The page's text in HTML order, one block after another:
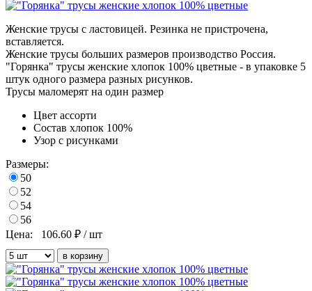
Женские трусы с ластовицей. Резинка не пристрочена,
вставляется.
Женские трусы больших размеров производство Россия.
"Горянка" трусы женские хлопок 100% цветные - в упаковке 5
штук одного размера разных рисунков.
Трусы маломерят на один размер
Цвет ассорти
Состав хлопок 100%
Узор с рисунками
Размеры:
50
52
54
56
Цена:
106.60 ₽ / шт